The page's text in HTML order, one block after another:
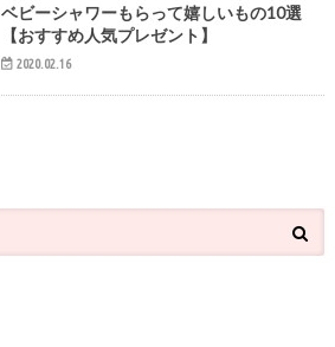
ベビーシャワーもらって嬉しいもの10選
【おすすめ人気プレゼント】
2020.02.16